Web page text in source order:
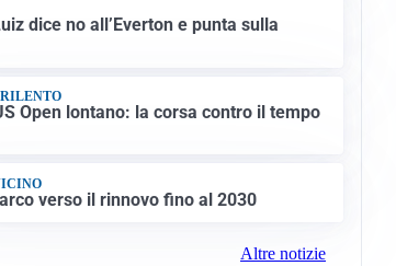
dice no all’Everton e punta sulla
Open lontano: la corsa contro il tempo
verso il rinnovo fino al 2030
Altre notizie